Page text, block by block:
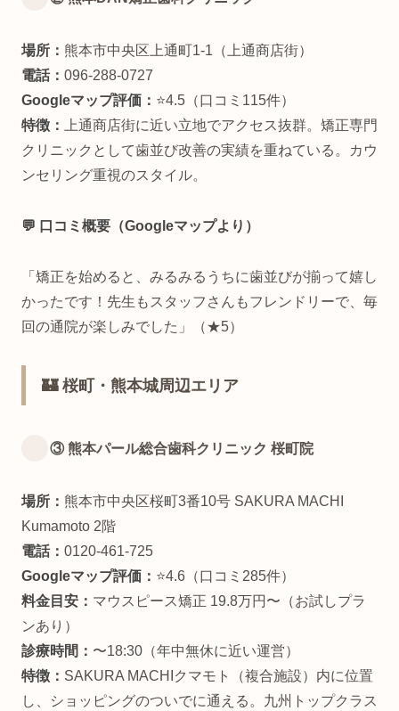
場所： 熊本市中央区上通町1-1（上通商店街）
電話： 096-288-0727
Googleマップ評価： ⭐4.5（口コミ115件）
特徴： 上通商店街に近い立地でアクセス抜群。矯正専門
クリニックとして歯並び改善の実績を重ねている。カウ
ンセリング重視のスタイル。
💬 口コミ概要（Googleマップより）
「矯正を始めると、みるみるうちに歯並びが揃って嬉し
かったです！先生もスタッフさんもフレンドリーで、毎
回の通院が楽しみでした」（★5）
🏰 桜町・熊本城周辺エリア
③ 熊本パール総合歯科クリニック 桜町院
場所： 熊本市中央区桜町3番10号 SAKURA MACHI
Kumamoto 2階
電話： 0120-461-725
Googleマップ評価： ⭐4.6（口コミ285件）
料金目安： マウスピース矯正 19.8万円〜（お試しプラ
ンあり）
診療時間： 〜18:30（年中無休に近い運営）
特徴： SAKURA MACHIクマモト（複合施設）内に位置
し、ショッピングのついでに通える。九州トップクラス